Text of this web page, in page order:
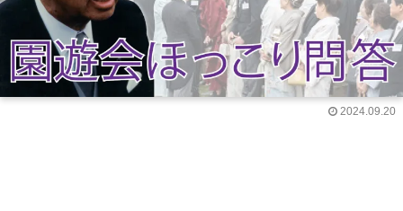
2024.09.20